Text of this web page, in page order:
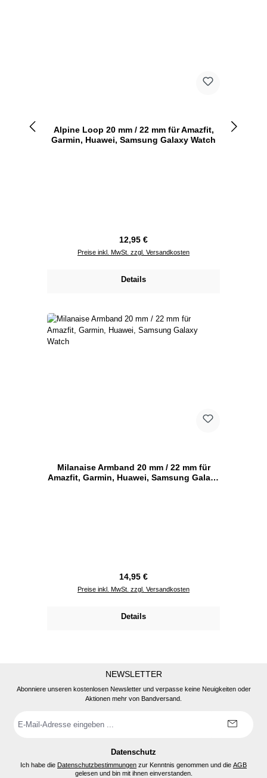
Alpine Loop 20 mm / 22 mm für Amazfit,
Garmin, Huawei, Samsung Galaxy Watch
Regulärer Preis:
12,95 €
Preise inkl. MwSt. zzgl. Versandkosten
Details
Milanaise Armband 20 mm / 22 mm für
Amazfit, Garmin, Huawei, Samsung Galaxy
Regulärer Preis:
14,95 €
Preise inkl. MwSt. zzgl. Versandkosten
Details
NEWSLETTER
Abonniere unseren kostenlosen Newsletter und verpasse keine Neuigkeiten oder
Aktionen mehr von Bandversand.
Mail-
Datenschutz
Ich habe die Datenschutzbestimmungen zur Kenntnis genommen und die AGB
gelesen und bin mit ihnen einverstanden.